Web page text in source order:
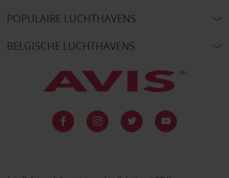
POPULAIRE LUCHTHAVENS
BELGISCHE LUCHTHAVENS